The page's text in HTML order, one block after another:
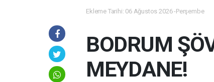
Ekleme Tarihi: 06 Ağustos 2026 -Perşembe
BODRUM
MEYDANE!